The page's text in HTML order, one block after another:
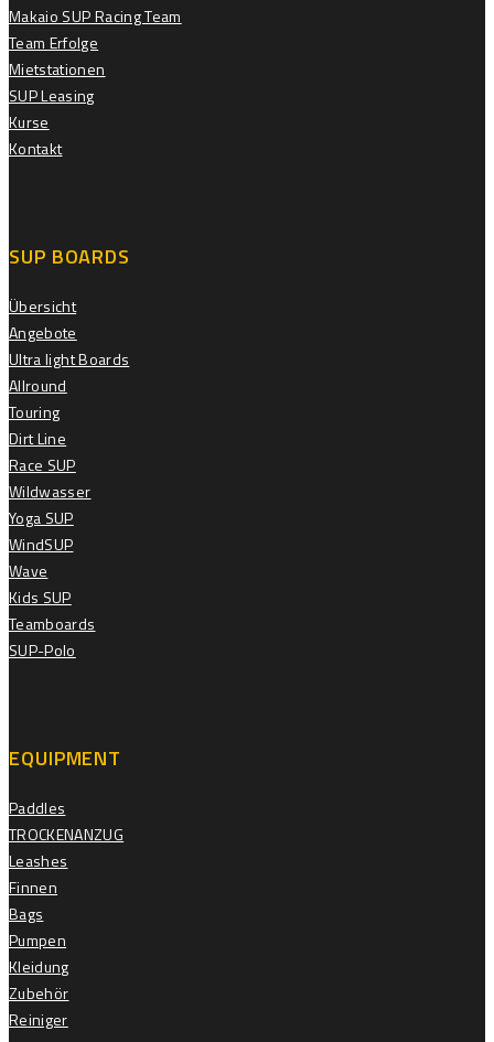
Makaio SUP Racing Team
Team Erfolge
Mietstationen
SUP Leasing
Kurse
Kontakt
SUP BOARDS
Übersicht
Angebote
Ultra light Boards
Allround
Touring
Dirt Line
Race SUP
Wildwasser
Yoga SUP
WindSUP
Wave
Kids SUP
Teamboards
SUP-Polo
EQUIPMENT
Paddles
TROCKENANZUG
Leashes
Finnen
Bags
Pumpen
Kleidung
Zubehör
Reiniger